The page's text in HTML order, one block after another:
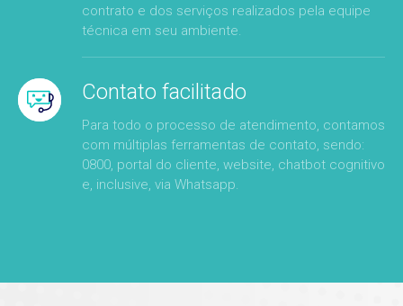
contrato e dos serviços realizados pela equipe
técnica em seu ambiente.
Contato facilitado
Para todo o processo de atendimento, contamos
com múltiplas ferramentas de contato, sendo:
0800, portal do cliente, website, chatbot cognitivo
e, inclusive, via Whatsapp.